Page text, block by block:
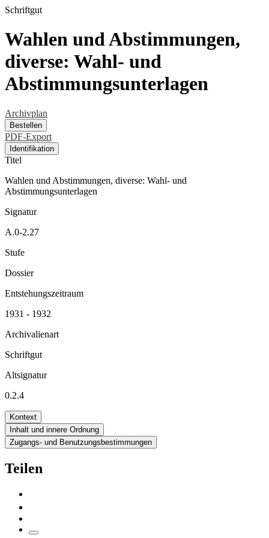
Schriftgut
Wahlen und Abstimmungen,
diverse: Wahl- und
Abstimmungsunterlagen
Archivplan
Bestellen
PDF-Export
Identifikation
Titel
Wahlen und Abstimmungen, diverse: Wahl- und
Abstimmungsunterlagen
Signatur
A.0-2.27
Stufe
Dossier
Entstehungszeitraum
1931 - 1932
Archivalienart
Schriftgut
Altsignatur
0.2.4
Kontext
Inhalt und innere Ordnung
Zugangs- und Benutzungsbestimmungen
Teilen